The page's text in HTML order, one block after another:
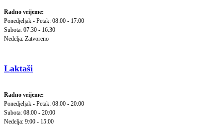
Radno vrijeme:
Ponedjeljak - Petak: 08:00 - 17:00
Subota: 07:30 - 16:30
Nedelja: Zatvoreno
Laktaši
Radno vrijeme:
Ponedjeljak - Petak: 08:00 - 20:00
Subota: 08:00 - 20:00
Nedelja: 9:00 - 15:00